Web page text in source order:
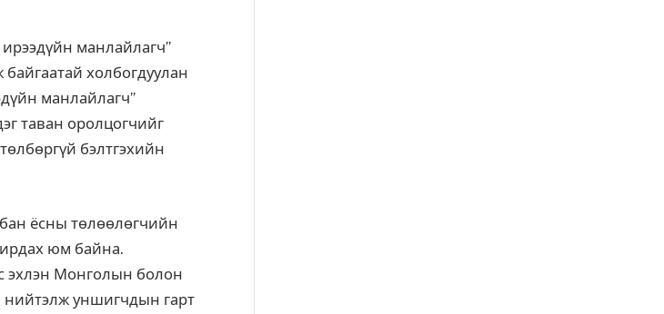
манлайлагч”
холбогдуулан
манлайлагч”
таван оролцогчийг
бэлтгэхийн
ёсны төлөөлөгчийн
юм байна.
эхлэн Монголын болон
нийтэлж уншигчдын гарт